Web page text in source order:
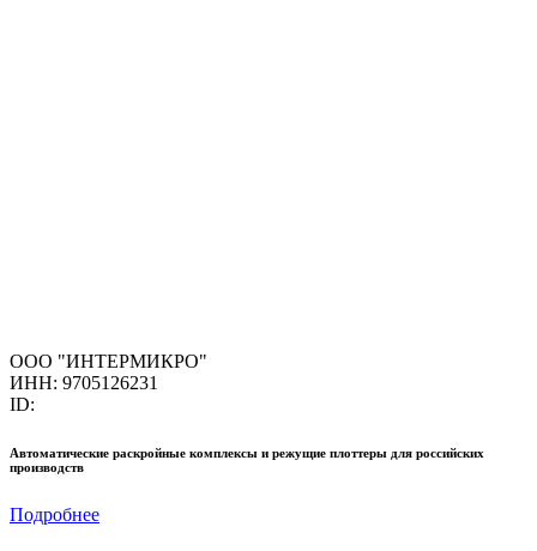
ООО "ИНТЕРМИКРО"
ИНН: 9705126231
ID:
Автоматические раскройные комплексы и режущие плоттеры для российских
производств
Подробнее